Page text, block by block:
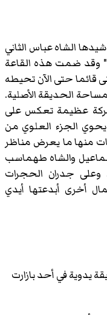
الشاه عباس الثاني
وقد ضمت هذه القاعة
يزال المبنى قائما حتى الآن تحيطه
الحديقة الأصلية.
بركة عظيمة تعكس على
الجزء العلوي من
منها ما يعرض مناظر
والشاه طهماسب
وعلى جدران الحجرات
أخرى أبدعتها أيدي
يدوية في أحد بازارت